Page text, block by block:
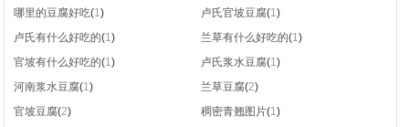
哪里的豆腐好吃(1) 卢氏官坡豆腐(1)
卢氏有什么好吃的(1) 兰草有什么好吃的(1)
官坡有什么好吃的(1) 卢氏浆水豆腐(1)
河南浆水豆腐(1) 兰草豆腐(2)
官坡豆腐(2) 稠密青翘图片(1)